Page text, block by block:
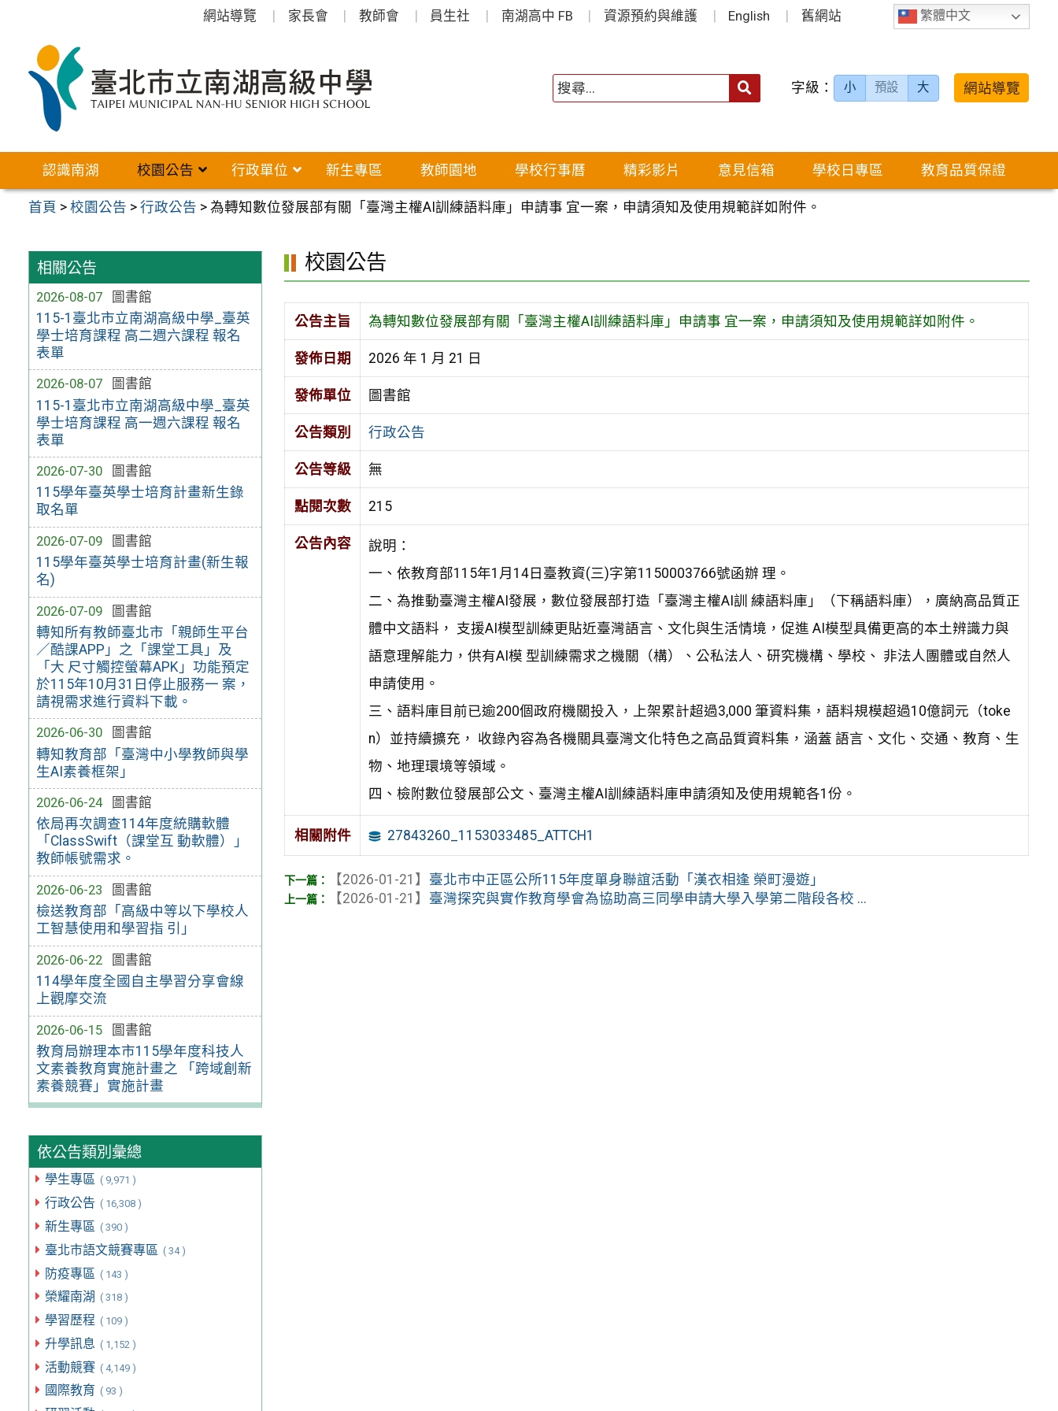
繁體中文
網站導覽 家長會 教師會 員生社 南湖高中 FB 資源預約與維護 English 舊網站
字級： 小 預設 大 網站導覽
認識南湖 校園公告 行政單位 新生專區 教師園地 學校行事曆 精彩影片 意見信箱 學校日專區 教育品質保證
首頁 >校園公告 >行政公告 >為轉知數位發展部有關「臺灣主權AI訓練語料庫」申請事 宜一案，申請須知及使用規範詳如附件。
相關公告
2026-08-07
圖書館
115-1臺北市立南湖高級中學_臺英
學士培育課程 高二週六課程 報名
表單
2026-08-07
圖書館
115-1臺北市立南湖高級中學_臺英
學士培育課程 高一週六課程 報名
表單
2026-07-30
圖書館
115學年臺英學士培育計畫新生錄
取名單
2026-07-09
圖書館
115學年臺英學士培育計畫(新生報
名)
2026-07-09
圖書館
轉知所有教師臺北市「親師生平台
／酷課APP」之「課堂工具」及
「大 尺寸觸控螢幕APK」功能預定
於115年10月31日停止服務一 案，
請視需求進行資料下載。
2026-06-30
圖書館
轉知教育部「臺灣中小學教師與學
生AI素養框架」
2026-06-24
圖書館
依局再次調查114年度統購軟體
「ClassSwift（課堂互 動軟體）」
教師帳號需求。
2026-06-23
圖書館
檢送教育部「高級中等以下學校人
工智慧使用和學習指 引」
2026-06-22
圖書館
114學年度全國自主學習分享會線
上觀摩交流
2026-06-15
圖書館
教育局辦理本市115學年度科技人
文素養教育實施計畫之 「跨域創新
素養競賽」實施計畫
依公告類別彙總
學生專區 ( 9,971 )
行政公告 ( 16,308 )
新生專區 ( 390 )
臺北市語文競賽專區 ( 34 )
防疫專區 ( 143 )
榮耀南湖 ( 318 )
學習歷程 ( 109 )
升學訊息 ( 1,152 )
活動競賽 ( 4,149 )
國際教育 ( 93 )
校園公告
公告主旨 為轉知數位發展部有關「臺灣主權AI訓練語料庫」申請事 宜一案，申請須知及使用規範詳如附件。
發佈日期 2026 年 1 月 21 日
發佈單位 圖書館
公告類別 行政公告
公告等級 無
點閱次數 215
公告內容
說明：
一、依教育部115年1月14日臺教資(三)字第1150003766號函辦 理。
二、為推動臺灣主權AI發展，數位發展部打造「臺灣主權AI訓 練語料庫」（下稱語料庫），廣納高品質正
體中文語料， 支援AI模型訓練更貼近臺灣語言、文化與生活情境，促進 AI模型具備更高的本土辨識力與
語意理解能力，供有AI模 型訓練需求之機關（構）、公私法人、研究機構、學校、 非法人團體或自然人
申請使用。
三、語料庫目前已逾200個政府機關投入，上架累計超過3,000 筆資料集，語料規模超過10億詞元（toke
n）並持續擴充， 收錄內容為各機關具臺灣文化特色之高品質資料集，涵蓋 語言、文化、交通、教育、生
物、地理環境等領域。
四、檢附數位發展部公文、臺灣主權AI訓練語料庫申請須知及使用規範各1份。
相關附件 27843260_1153033485_ATTCH1
【2026-01-21】 臺北市中正區公所115年度單身聯誼活動「漢衣相逢 榮町漫遊」
【2026-01-21】 臺灣探究與實作教育學會為協助高三同學申請大學入學第二階段各校 ...